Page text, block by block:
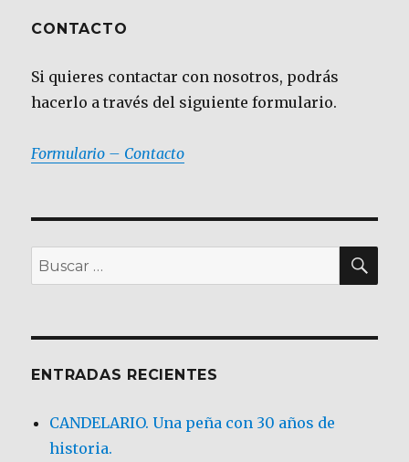
CONTACTO
Si quieres contactar con nosotros, podrás
hacerlo a través del siguiente formulario.
Formulario – Contacto
Buscar
por:
ENTRADAS RECIENTES
CANDELARIO. Una peña con 30 años de
historia.